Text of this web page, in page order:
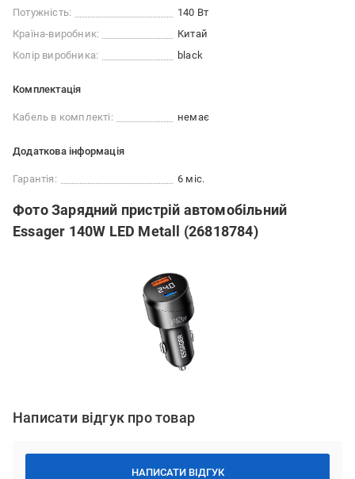
Потужність:
140 Вт
Країна-виробник:
Китай
Колір виробника:
black
Комплектація
Кабель в комплекті: немає
Додаткова інформація
Гарантія: 6 міс.
Фото Зарядний пристрій автомобільний
Essager 140W LED Metall (26818784)
Написати відгук про товар
НАПИСАТИ ВІДГУК